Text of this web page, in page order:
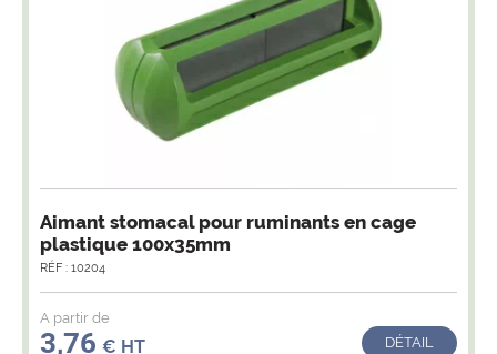
Aimant stomacal pour ruminants en cage
plastique 100x35mm
RÉF : 10204
A partir de
3,76 € HT DÉTAIL